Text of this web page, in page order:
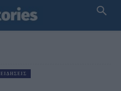
ΕΙΔΉΣΕΙΣ